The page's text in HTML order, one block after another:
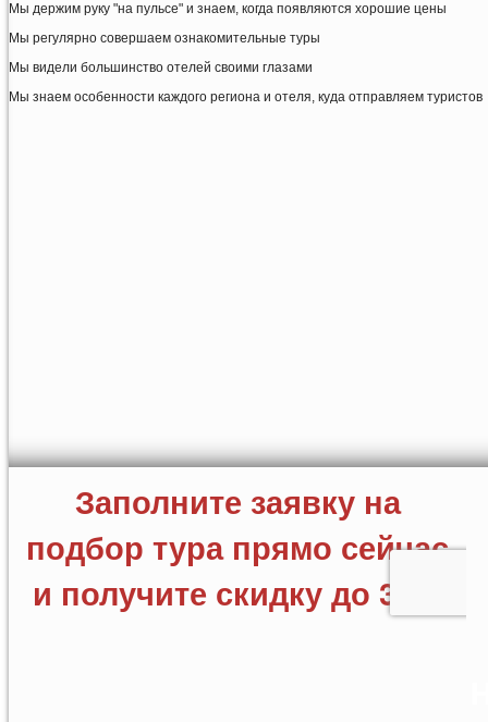
Мы держим руку "на пульсе" и знаем, когда появляются хорошие цены
Мы регулярно совершаем ознакомительные туры
Мы видели большинство отелей своими глазами
Мы знаем особенности каждого региона и отеля, куда отправляем туристов